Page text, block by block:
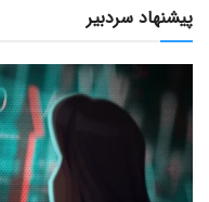
پیشنهاد سردبیر